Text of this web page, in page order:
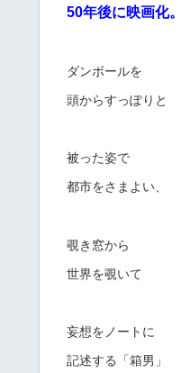
50年後に映画化。
ダンボールを
頭からすっぽりと
被った姿で
都市をさまよい、
覗き窓から
世界を覗いて
妄想をノートに
記述する「箱男」